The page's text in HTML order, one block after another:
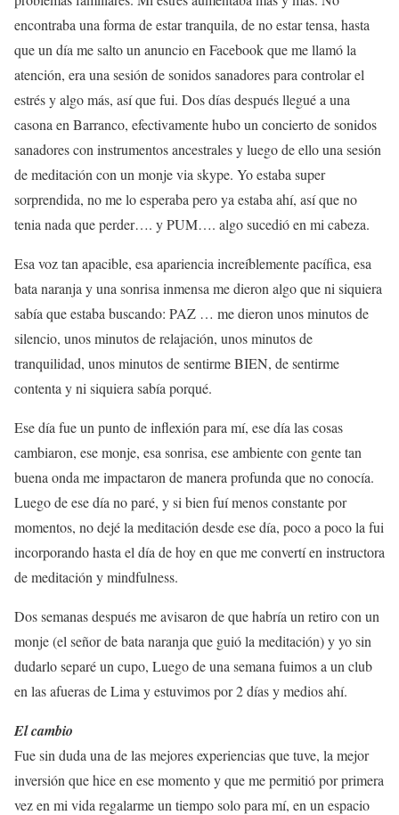
encontraba una forma de estar tranquila, de no estar tensa, hasta
que un día me salto un anuncio en Facebook que me llamó la
atención, era una sesión de sonidos sanadores para controlar el
estrés y algo más, así que fui. Dos días después llegué a una
casona en Barranco, efectivamente hubo un concierto de sonidos
sanadores con instrumentos ancestrales y luego de ello una sesión
de meditación con un monje via skype. Yo estaba super
sorprendida, no me lo esperaba pero ya estaba ahí, así que no
tenia nada que perder…. y PUM…. algo sucedió en mi cabeza.
Esa voz tan apacible, esa apariencia increíblemente pacífica, esa
bata naranja y una sonrisa inmensa me dieron algo que ni siquiera
sabía que estaba buscando: PAZ … me dieron unos minutos de
silencio, unos minutos de relajación, unos minutos de
tranquilidad, unos minutos de sentirme BIEN, de sentirme
contenta y ni siquiera sabía porqué.
Ese día fue un punto de inflexión para mí, ese día las cosas
cambiaron, ese monje, esa sonrisa, ese ambiente con gente tan
buena onda me impactaron de manera profunda que no conocía.
Luego de ese día no paré, y si bien fuí menos constante por
momentos, no dejé la meditación desde ese día, poco a poco la fui
incorporando hasta el día de hoy en que me convertí en instructora
de meditación y mindfulness.
Dos semanas después me avisaron de que habría un retiro con un
monje (el señor de bata naranja que guió la meditación) y yo sin
dudarlo separé un cupo, Luego de una semana fuimos a un club
en las afueras de Lima y estuvimos por 2 días y medios ahí.
El cambio
Fue sin duda una de las mejores experiencias que tuve, la mejor
inversión que hice en ese momento y que me permitió por primera
vez en mi vida regalarme un tiempo solo para mí, en un espacio